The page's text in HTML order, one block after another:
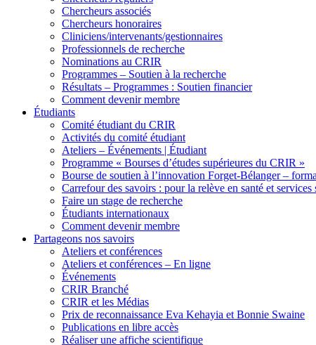
Chercheurs associés
Chercheurs honoraires
Cliniciens/intervenants/gestionnaires
Professionnels de recherche
Nominations au CRIR
Programmes – Soutien à la recherche
Résultats – Programmes : Soutien financier
Comment devenir membre
Étudiants
Comité étudiant du CRIR
Activités du comité étudiant
Ateliers – Événements | Étudiant
Programme « Bourses d’études supérieures du CRIR »
Bourse de soutien à l’innovation Forget-Bélanger –
Carrefour des savoirs : pour la relève en santé et services
Faire un stage de recherche
Étudiants internationaux
Comment devenir membre
Partageons nos savoirs
Ateliers et conférences
Ateliers et conférences – En ligne
Événements
CRIR Branché
CRIR et les Médias
Prix de reconnaissance Eva Kehayia et Bonnie Swaine
Publications en libre accès
Réaliser une affiche scientifique